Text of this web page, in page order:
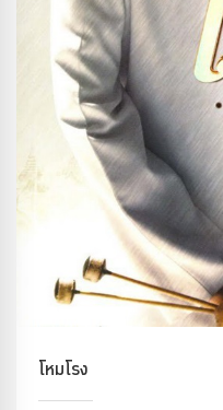
โหมโรง